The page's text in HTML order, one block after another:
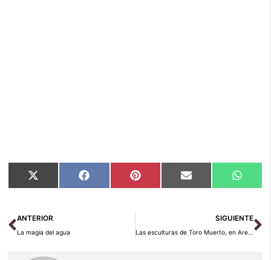
Compartir
en
X
(Twitter)
Compartir
en
Facebook Compartir
en
Pinterest Compartir
en
Email
en
Ant
ANTERIOR
La magia del agua
SIGUIENTE
Las esculturas de Toro Muerto, en Arequipa, Perú